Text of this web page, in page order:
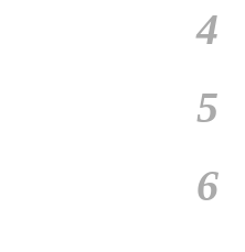
4
5
6